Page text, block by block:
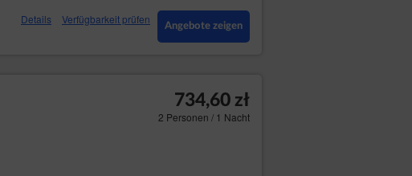
Details Verfügbarkeit prüfen
Angebote zeigen
734,60 zł
2 Personen / 1 Nacht